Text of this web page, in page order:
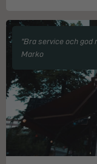
"Bra service och god
Marko